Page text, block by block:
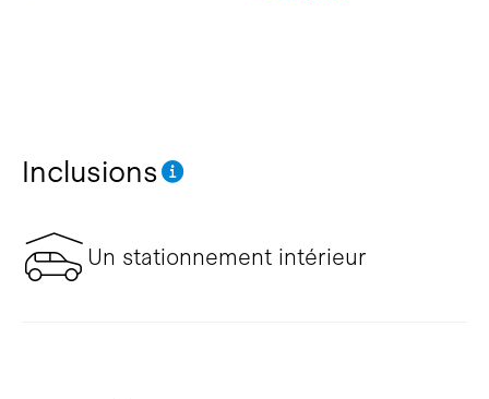
Inclusions
Un stationnement intérieur